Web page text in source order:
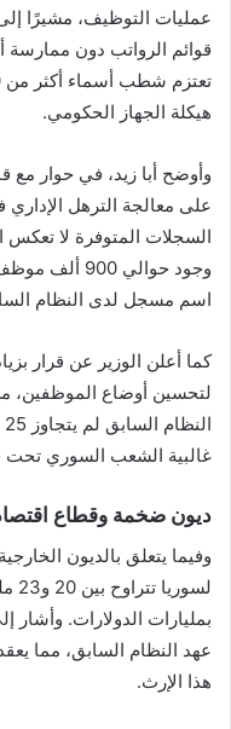
عمليات التوظيف، مشيرًا
قوائم الرواتب دون ممارسة
هيكلة الجهاز الحكومي.
وأوضح أبا زيد، في حوار مع
على معالجة الترهل
السجلات المتوفرة لا تعكس
اسم مسجل لدى النظام
لتحسين أوضاع الموظفين،
غالبية الشعب السوري تحت
ديون ضخمة وقطاع
وفيما يتعلق بالديون
بمليارات الدولارات. وأشار
عهد النظام السابق، مما
هذا الإرث.